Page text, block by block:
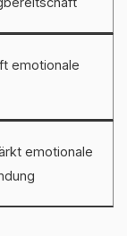
emotionale
emotionale